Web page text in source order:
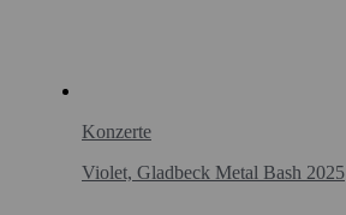
Konzerte
Violet, Gladbeck Metal Bash 2025